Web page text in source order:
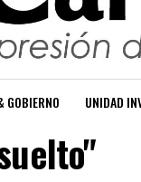
GOBIERNO UNIDAD